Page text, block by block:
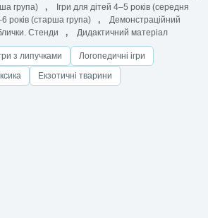
група)
,
Ігри для дітей 4–5 років (середня
років (старша група) ,
Демонстраційний
Стенди , Дидактичний матеріал
з липучками
Логопедичні ігри
Екзотичні тварини